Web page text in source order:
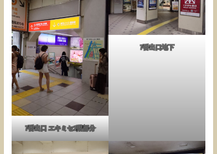
7番出口 エキミセ1階部分
7番出口地下